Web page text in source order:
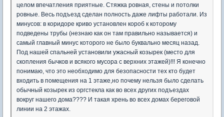
целом впечатления приятные. Стяжка ровная, стены и потолки
ровные. Весь подъезд сделан полность даже лифты работали. Из
минусов: в коридоре криво установлен короб к которому
подведены трубы (незнаю как он там правильно называется) и
самый главный минус которого не было буквально месяц назад.
Под нашей спальней установили ужасный козырек (место для
скопления бычков и всякого мусора с верхних этажей)!!! Я конечно
понимаю, что это необходимо для безопасности тех кто будет
входить в помещения на 1 этаже,но почему нельзя было сделать
обычный козырек из оргстекла как во всех других подъездах
вокруг нашего дома???? И такая хрень во всех домах береговой
линии на 2 этажах.